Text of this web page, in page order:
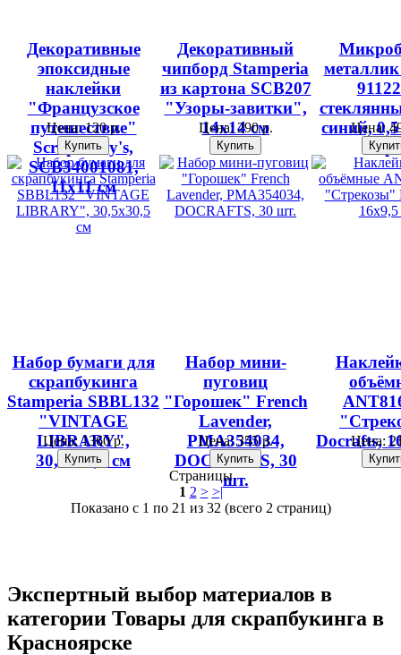
Декоративные
эпоксидные
наклейки
"Французское
путешествие"
ScrapBerry's,
SCB34001081,
11х11 см
Цена:120 р.
Декоративный
чипборд Stamperia
из картона SCB207
"Узоры-завитки",
14х14 см
Цена: 290 р.
синий,
гр.
Цена:
Набор бумаги для
скрапбукинга
Stamperia SBBL132
"VINTAGE
LIBRARY",
30,5х30,5 см
Цена:1360 р.
Набор мини-
пуговиц
"Горошек" French
Lavender,
PMA354034,
DOCRAFTS, 30
шт.
Цена:355 р.
Docrafts,
Цена:
Страницы
1 2 > >|
Показано с 1 по 21 из 32 (всего 2 страниц)
Экспертный выбор материалов в
категории Товары для скрапбукинга в
Красноярске